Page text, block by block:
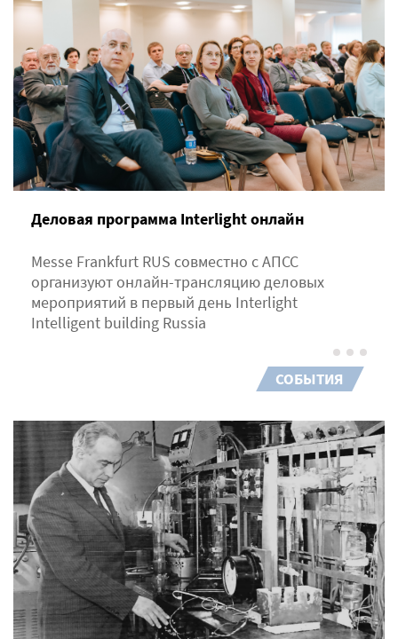
Деловая программа Interlight онлайн
Messe Frankfurt RUS совместно с АПСС
организуют онлайн-трансляцию деловых
мероприятий в первый день Interlight
Intelligent building Russia
СОБЫТИЯ